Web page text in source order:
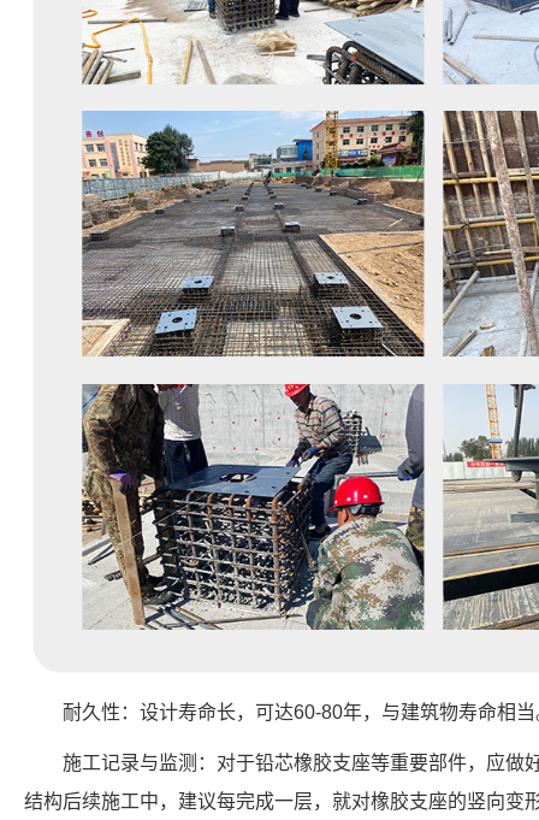
耐久性：设计寿命长，可达60-80年，与建筑物寿命相当
施工记录与监测：对于铅芯橡胶支座等重要部件，应做
结构后续施工中，建议每完成一层，就对橡胶支座的竖向变